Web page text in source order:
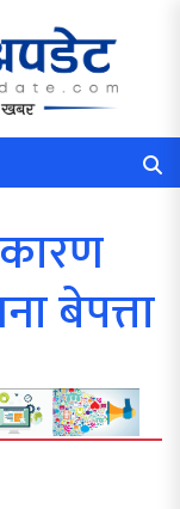
कारण
बेपत्ता